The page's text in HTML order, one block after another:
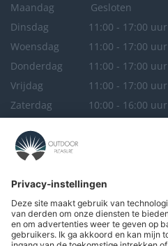
Maandag
Gesloten
Dinsdag
11:00 - 17:00 uur
Woensdag
11:00 - 17:00 uur
Donderdag
11:00 - 17:00 uur
Vrijdag
11:00 - 17:00 uur
Zaterdag
10:00 - 16:00 uur
Outdoor Pleasure
Maandag
Gesloten
Dinsdag
Gesloten
Woensdag
11:00 - 17:00 uur
Donderdag
11:00 - 17:00 uur